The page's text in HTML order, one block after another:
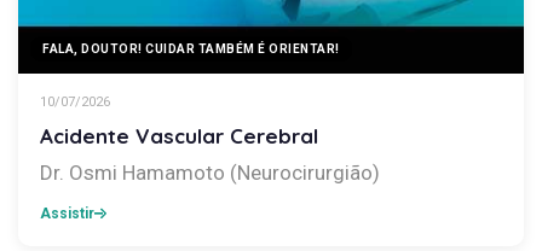
FALA, DOUTOR! CUIDAR TAMBÉM É ORIENTAR!
10/07/2026
Acidente Vascular Cerebral
Dr. Osmi Hamamoto (Neurocirurgião)
Assistir